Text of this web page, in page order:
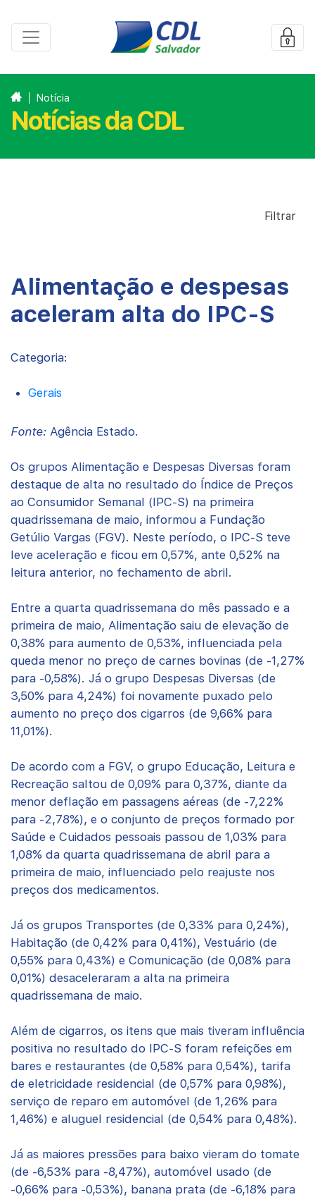
Notícia
Notícias da CDL
Filtrar
Alimentação e despesas
aceleram alta do IPC-S
Categoria:
Gerais
Fonte: Agência Estado.
Os grupos Alimentação e Despesas Diversas foram
destaque de alta no resultado do Índice de Preços
ao Consumidor Semanal (IPC-S) na primeira
quadrissemana de maio, informou a Fundação
Getúlio Vargas (FGV). Neste período, o IPC-S teve
leve aceleração e ficou em 0,57%, ante 0,52% na
leitura anterior, no fechamento de abril.
Entre a quarta quadrissemana do mês passado e a
primeira de maio, Alimentação saiu de elevação de
0,38% para aumento de 0,53%, influenciada pela
queda menor no preço de carnes bovinas (de -1,27%
para -0,58%). Já o grupo Despesas Diversas (de
3,50% para 4,24%) foi novamente puxado pelo
aumento no preço dos cigarros (de 9,66% para
11,01%).
De acordo com a FGV, o grupo Educação, Leitura e
Recreação saltou de 0,09% para 0,37%, diante da
menor deflação em passagens aéreas (de -7,22%
para -2,78%), e o conjunto de preços formado por
Saúde e Cuidados pessoais passou de 1,03% para
1,08% da quarta quadrissemana de abril para a
primeira de maio, influenciado pelo reajuste nos
preços dos medicamentos.
Já os grupos Transportes (de 0,33% para 0,24%),
Habitação (de 0,42% para 0,41%), Vestuário (de
0,55% para 0,43%) e Comunicação (de 0,08% para
0,01%) desaceleraram a alta na primeira
quadrissemana de maio.
Além de cigarros, os itens que mais tiveram influência
positiva no resultado do IPC-S foram refeições em
bares e restaurantes (de 0,58% para 0,54%), tarifa
de eletricidade residencial (de 0,57% para 0,98%),
serviço de reparo em automóvel (de 1,26% para
1,46%) e aluguel residencial (de 0,54% para 0,48%).
Já as maiores pressões para baixo vieram do tomate
(de -6,53% para -8,47%), automóvel usado (de
-0,66% para -0,53%), banana prata (de -6,18% para